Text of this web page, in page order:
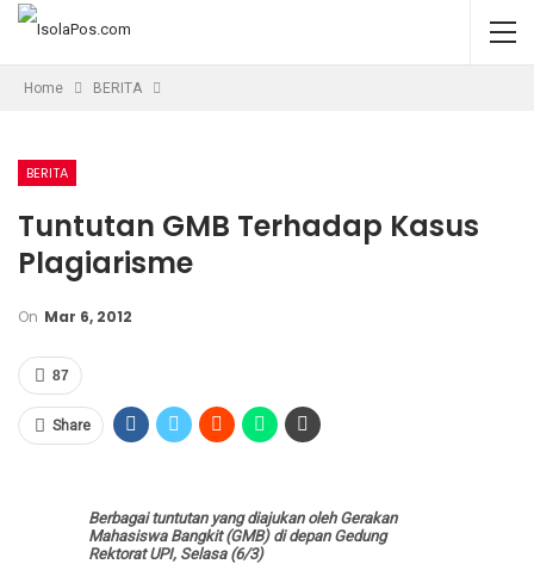
Home BERITA
BERITA
Tuntutan GMB Terhadap Kasus
Plagiarisme
On Mar 6, 2012
87
Share
Berbagai tuntutan yang diajukan oleh Gerakan
Mahasiswa Bangkit (GMB) di depan Gedung
Rektorat UPI, Selasa (6/3)